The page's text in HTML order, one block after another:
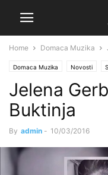
Home Domaca Muzika
Domaca Muzika Novosti
Jelena
Buktinja
By admin - 10/03/2016